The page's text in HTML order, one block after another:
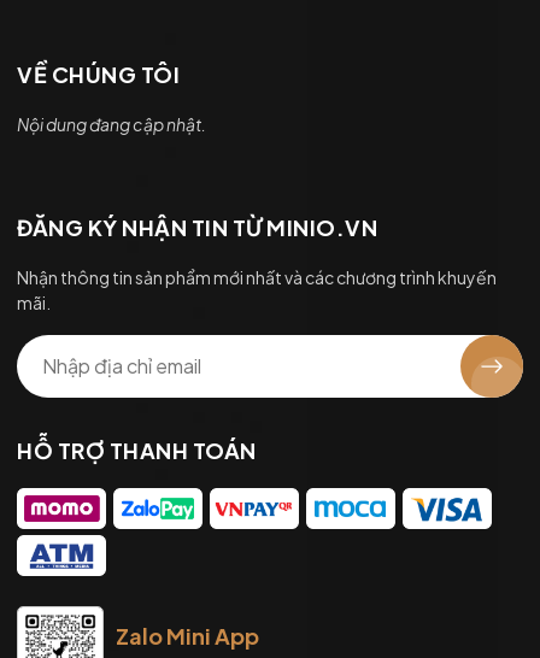
VỀ CHÚNG TÔI
Nội dung đang cập nhật.
ĐĂNG KÝ NHẬN TIN TỪ MINIO.VN
Nhận thông tin sản phẩm mới nhất và các chương trình khuyến
mãi.
HỖ TRỢ THANH TOÁN
Zalo Mini App